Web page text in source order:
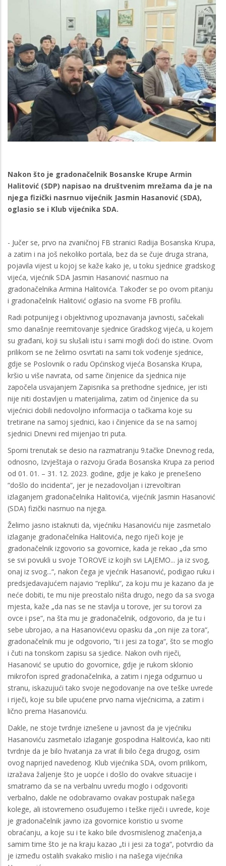
Nakon što je gradonačelnik Bosanske Krupe Armin
Halitović (SDP) napisao na društvenim mrežama da je na
njega fizički nasrnuo vijećnik Jasmin Hasanović (SDA),
oglasio se i Klub vijećnika SDA.
- Jučer se, prvo na zvaničnoj FB stranici Radija Bosanska Krupa,
a zatim i na još nekoliko portala, bez da se čuje druga strana,
pojavila vijest u kojoj se kaže kako je, u toku sjednice gradskog
vijeća, vijećnik SDA Jasmin Hasanović nasrnuo na
gradonačelnika Armina Halitovića. Također se po ovom pitanju
i gradonačelnik Halitović oglasio na svome FB profilu.
Radi potpunijeg i objektivnog upoznavanja javnosti, sačekali
smo današnje reemitovanje sjednice Gradskog vijeća, u kojem
su građani, koji su slušali istu i sami mogli doći do istine. Ovom
prilikom se ne želimo osvrtati na sami tok vođenje sjednice,
gdje se Poslovnik o radu Općinskog vijeća Bosanska Krupa,
kršio u više navrata, od same činjenice da sjednica nije
započela usvajanjem Zapisnika sa prethodne sjednice, jer isti
nije niti dostavljen u materijalima, zatim od činjenice da su
vijećnici dobili nedovoljno informacija o tačkama koje su
tretirane na samoj sjednici, kao i činjenice da se na samoj
sjednici Dnevni red mijenjao tri puta.
Sporni trenutak se desio na razmatranju 9.tačke Dnevnog reda,
odnosno, Izvještaja o razvoju Grada Bosanska Krupa za period
od 01. 01. – 31. 12. 2023. godine, gdje je kako je prenešeno
“došlo do incidenta“, jer je nezadovoljan i izrevoltiran
izlaganjem gradonačelnika Halitovića, vijećnik Jasmin Hasanović
(SDA) fizički nasrnuo na njega.
Želimo jasno istaknuti da, vijećniku Hasanoviću nije zasmetalo
izlaganje gradonačelnika Halitovića, nego riječi koje je
gradonačelnik izgovorio sa govornice, kada je rekao „da smo
se svi povukli u svoje TOROVE iz kojih svi LAJEMO... ja iz svog,
onaj iz svog...“, nakon čega je vjećnik Hasanović, podigao ruku i
predsjedavajućem najavio “repliku“, za koju mu je kazano da je
neće dobiti, te mu nije preostalo ništa drugo, nego da sa svoga
mjesta, kaže „da nas se ne stavlja u torove, jer su torovi za
ovce i pse“, na šta mu je gradonačelnik, odgovorio, da je tu i
sebe ubrojao, a na Hasanovićevu opasku da „on nije za tora“,
gradonačelnik mu je odgovorio, “ti i jesi za toga“, što se moglo
i čuti na tonskom zapisu sa sjedice. Nakon ovih riječi,
Hasanović se uputio do govornice, gdje je rukom sklonio
mikrofon ispred gradonačelnika, a zatim i njega odgurnuo u
stranu, iskazujući tako svoje negodovanje na ove teške uvrede
i riječi, koje su bile upućene prvo nama vijećnicima, a zatim i
lično prema Hasanoviću.
Dakle, ne stoje tvrdnje iznešene u javnost da je vjećniku
Hasanoviću zasmetalo izlaganje gospodina Halitovića, kao niti
tvrdnje da je bilo hvatanja za vrat ili bilo čega drugog, osim
ovog naprijed navedenog. Klub vijećnika SDA, ovom prilikom,
izražava žaljenje što je uopće i došlo do ovakve situacije i
smatramo da se na verbalnu uvredu moglo i odgovoriti
verbalno, dakle ne odobravamo ovakav postupak našega
kolege, ali istovremeno osuđujemo i teške riječi i uvrede, koje
je gradonačelnik javno iza govornice koristio u svome
obraćanju, a koje su i te kako bile dvosmislenog značenja,a
samim time što je na kraju kazao „ti i jesi za toga“, potvrdio da
je između ostalih svakako mislio i na našega vijećnika